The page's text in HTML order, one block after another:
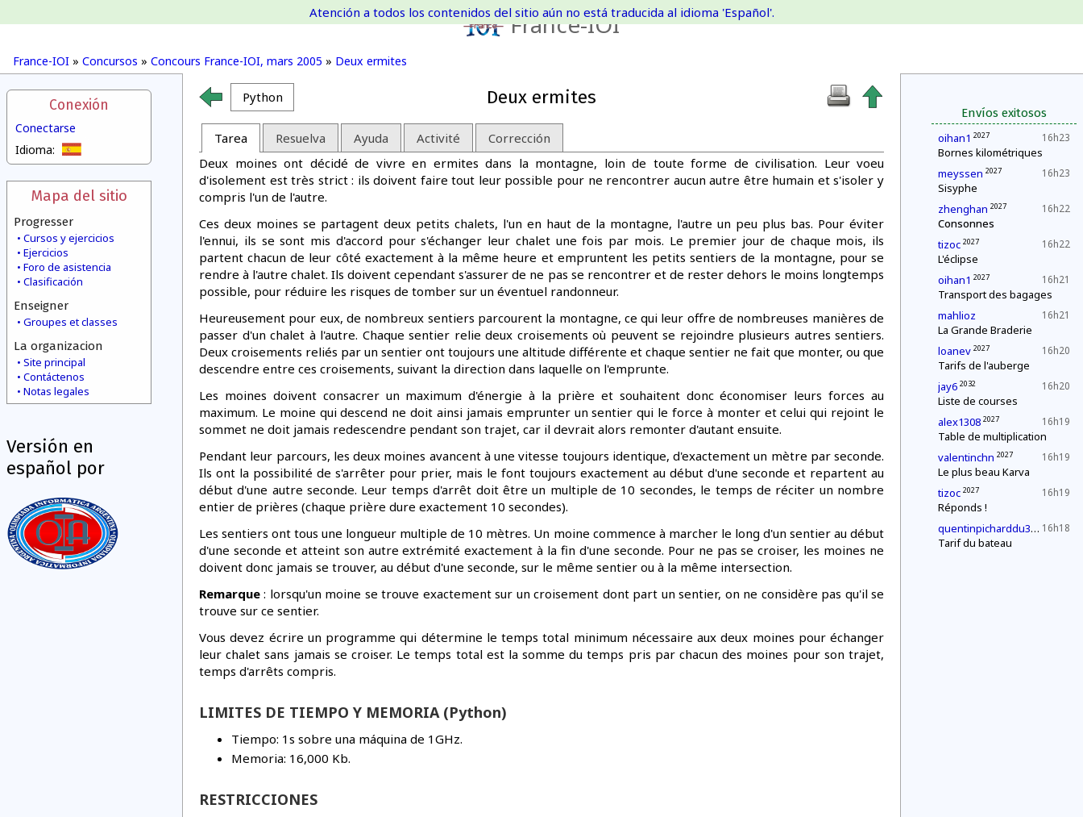
France-IOI
France-IOI » Concursos » Concours France-IOI, mars 2005 » Deux ermites
Atención a todos los contenidos del sitio aún no está traducida al idioma 'Español'.
Conexión
Conectarse
Idioma:
Mapa del sitio
Progresser
Cursos y ejercicios
Ejercicios
Foro de asistencia
Clasificación
Enseigner
Groupes et classes
La organizacion
Site principal
Contáctenos
Notas legales
Versión en
español por
Envíos exitosos
16h23
oihan1 2027
Bornes kilométriques
16h23
meyssen 2027
Sisyphe
16h22
zhenghan 2027
Consonnes
16h22
tizoc 2027
L'éclipse
16h21
oihan1 2027
Transport des bagages
16h21
mahlioz
La Grande Braderie
16h20
loanev 2027
Tarifs de l'auberge
16h20
jay6 2032
Liste de courses
16h19
alex1308 2027
Table de multiplication
16h19
valentinchn 2027
Le plus beau Karva
16h19
tizoc 2027
Réponds !
16h18
quentinpicharddu35 2027
Tarif du bateau
Python Deux ermites
Tarea Resuelva Ayuda Activité
Corrección
Deux moines ont décidé de vivre en ermites dans la montagne, loin de toute forme de civilisation. Leur voeu
d'isolement est très strict : ils doivent faire tout leur possible pour ne rencontrer aucun autre être humain et s'isoler y
compris l'un de l'autre.
Ces deux moines se partagent deux petits chalets, l'un en haut de la montagne, l'autre un peu plus bas. Pour éviter
l'ennui, ils se sont mis d'accord pour s'échanger leur chalet une fois par mois. Le premier jour de chaque mois, ils
partent chacun de leur côté exactement à la même heure et empruntent les petits sentiers de la montagne, pour se
rendre à l'autre chalet. Ils doivent cependant s'assurer de ne pas se rencontrer et de rester dehors le moins longtemps
possible, pour réduire les risques de tomber sur un éventuel randonneur.
Heureusement pour eux, de nombreux sentiers parcourent la montagne, ce qui leur offre de nombreuses manières de
passer d'un chalet à l'autre. Chaque sentier relie deux croisements où peuvent se rejoindre plusieurs autres sentiers.
Deux croisements reliés par un sentier ont toujours une altitude différente et chaque sentier ne fait que monter, ou que
descendre entre ces croisements, suivant la direction dans laquelle on l'emprunte.
Les moines doivent consacrer un maximum d'énergie à la prière et souhaitent donc économiser leurs forces au
maximum. Le moine qui descend ne doit ainsi jamais emprunter un sentier qui le force à monter et celui qui rejoint le
sommet ne doit jamais redescendre pendant son trajet, car il devrait alors remonter d'autant ensuite.
Pendant leur parcours, les deux moines avancent à une vitesse toujours identique, d'exactement un mètre par seconde.
Ils ont la possibilité de s'arrêter pour prier, mais le font toujours exactement au début d'une seconde et repartent au
début d'une autre seconde. Leur temps d'arrêt doit être un multiple de 10 secondes, le temps de réciter un nombre
entier de prières (chaque prière dure exactement 10 secondes).
Les sentiers ont tous une longueur multiple de 10 mètres. Un moine commence à marcher le long d'un sentier au début
d'une seconde et atteint son autre extrémité exactement à la fin d'une seconde. Pour ne pas se croiser, les moines ne
doivent donc jamais se trouver, au début d'une seconde, sur le même sentier ou à la même intersection.
Remarque : lorsqu'un moine se trouve exactement sur un croisement dont part un sentier, on ne considère pas qu'il se
trouve sur ce sentier.
Vous devez écrire un programme qui détermine le temps total minimum nécessaire aux deux moines pour échanger
leur chalet sans jamais se croiser. Le temps total est la somme du temps pris par chacun des moines pour son trajet,
temps d'arrêts compris.
LIMITES DE TIEMPO Y MEMORIA (Python)
Tiempo: 1s sobre una máquina de 1GHz.
Memoria: 16,000 Kb.
RESTRICCIONES